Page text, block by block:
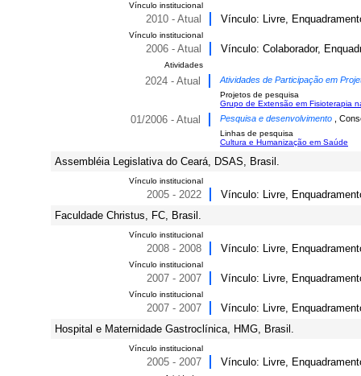
Vínculo institucional
2010 - Atual Vínculo: Livre,
Vínculo institucional
2006 - Atual Vínculo: Colaborador,
Atividades
2024 - Atual Atividades de Participação em
Projetos de pesquisa
Grupo de Extensão em Fisioterapia
01/2006 - Atual Pesquisa e desenvolvimento ,
Linhas de pesquisa
Cultura e Humanização em Saúde
Assembléia Legislativa do Ceará, DSAS, Brasil.
Vínculo institucional
2005 - 2022
Vínculo: Livre,
Faculdade Christus, FC, Brasil.
Vínculo institucional
2008 - 2008 Vínculo: Livre,
Vínculo institucional
2007 - 2007 Vínculo: Livre,
Vínculo institucional
2007 - 2007
Vínculo: Livre,
Hospital e Maternidade Gastroclínica, HMG, Brasil.
Vínculo institucional
2005 - 2007 Vínculo: Livre,